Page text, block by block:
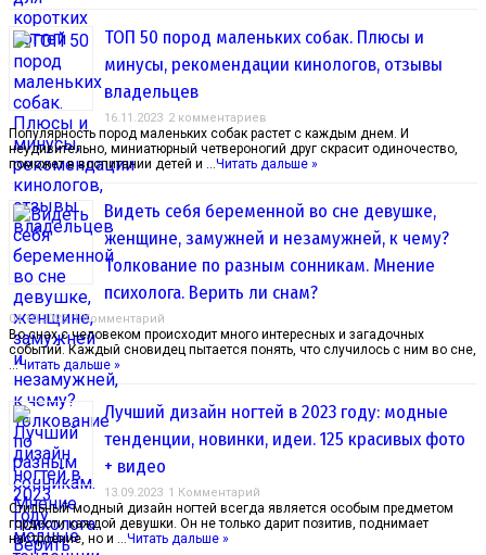
ТОП 50 пород маленьких собак. Плюсы и
минусы, рекомендации кинологов, отзывы
владельцев
16.11.2023 2 комментариев
Популярность пород маленьких собак растет с каждым днем. И
неудивительно, миниатюрный четвероногий друг скрасит одиночество,
поможет в воспитании детей и …Читать дальше »
Видеть себя беременной во сне девушке,
женщине, замужней и незамужней, к чему?
Толкование по разным сонникам. Мнение
психолога. Верить ли снам?
04.10.2023 1 Комментарий
Во снах с человеком происходит много интересных и загадочных
событий. Каждый сновидец пытается понять, что случилось с ним во сне,
…Читать дальше »
Лучший дизайн ногтей в 2023 году: модные
тенденции, новинки, идеи. 125 красивых фото
+ видео
13.09.2023 1 Комментарий
Стильный модный дизайн ногтей всегда является особым предметом
гордости каждой девушки. Он не только дарит позитив, поднимает
настроение, но и …Читать дальше »